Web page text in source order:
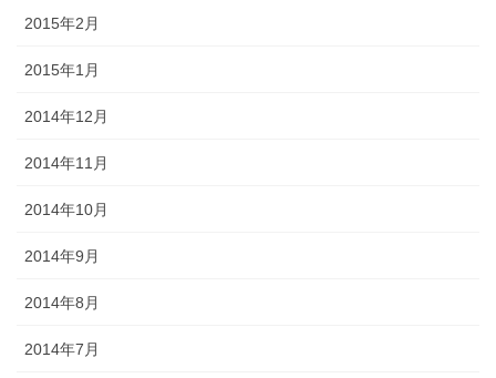
2015年2月
2015年1月
2014年12月
2014年11月
2014年10月
2014年9月
2014年8月
2014年7月